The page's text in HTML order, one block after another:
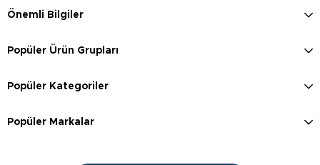
Önemli Bilgiler
Popüler Ürün Grupları
Popüler Kategoriler
Popüler Markalar